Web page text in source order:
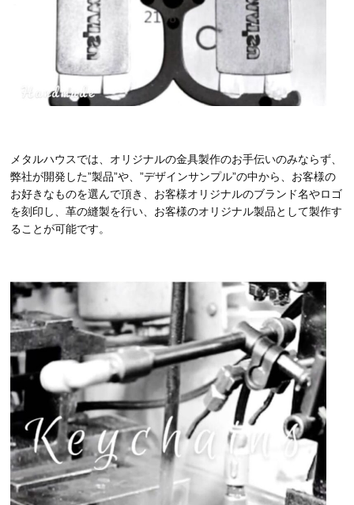
メタルハウスでは、オリジナルの金具製作のお手伝いのみならず、
弊社が開発した”製品”や、”デザインサンプル”の中から、お客様の
お好きなものを選んで頂き、お客様オリジナルのブランド名やロゴ
を刻印し、革の縫製を行い、お客様のオリジナル製品として製作す
ることが可能です。